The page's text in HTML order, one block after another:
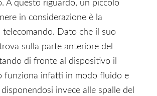
A questo riguardo, un piccolo
in considerazione è la
telecomando. Dato che il suo
sulla parte anteriore del
di fronte al dispositivo il
funziona infatti in modo fluido e
invece alle spalle del